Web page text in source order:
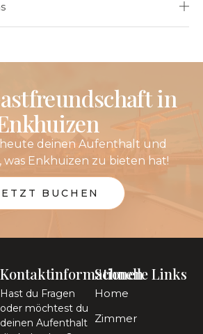
in
deinen Aufenthalt und
was Enkhuizen zu bieten hat!
BUCHEN
Kontaktinformationen
Hast du Fragen
oder möchtest du
deinen Aufenthalt
Schnelle Links
Home
Zimmer